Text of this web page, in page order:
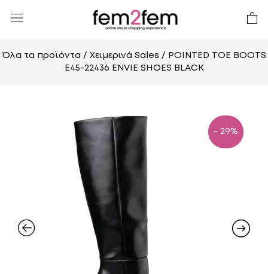
Όλα τα προϊόντα / Χειμερινά Sales / POINTED TOE BOOTS
E45-22436 ENVIE SHOES BLACK
- 29%